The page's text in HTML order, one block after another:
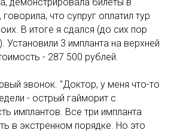
что супруг оплатил тур
В итоге я сдался (до сих пор
Установили 3 импланта на верхней
- 287 500 рублей.
звонок. "Доктор, у меня что-то
- острый гайморит с
имплантов. Все три импланта
в экстренном порядке. Но это